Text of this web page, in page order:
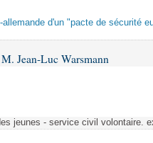
d'un "pacte de sécurité
Jean-Luc Warsmann
jeunes - service civil volontaire.